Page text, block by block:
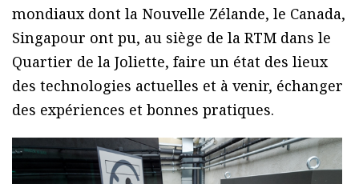
mondiaux dont la Nouvelle Zélande, le Canada,
Singapour ont pu, au siège de la RTM dans le
Quartier de la Joliette, faire un état des lieux
des technologies actuelles et à venir, échanger
des expériences et bonnes pratiques.